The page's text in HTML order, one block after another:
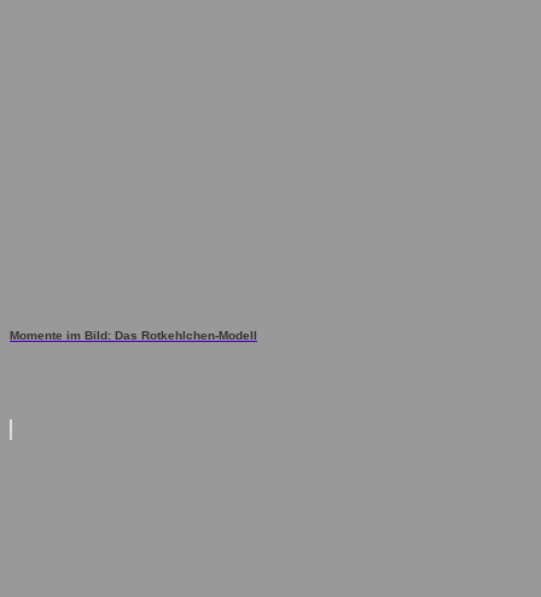
Momente im Bild: Das Rotkehlchen-Modell